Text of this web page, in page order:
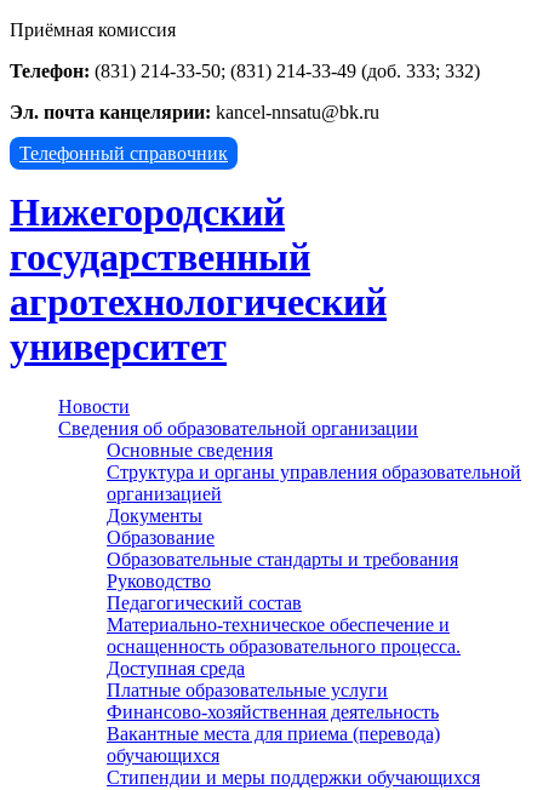
Приёмная комиссия
Телефон: (831) 214-33-50; (831) 214-33-49 (доб. 333; 332)
Эл. почта канцелярии: kancel-nnsatu@bk.ru
Телефонный справочник
Нижегородский
государственный
агротехнологический
университет
Новости
Сведения об образовательной организации
Основные сведения
Структура и органы управления образовательной
организацией
Документы
Образование
Образовательные стандарты и требования
Руководство
Педагогический состав
Материально-техническое обеспечение и
оснащенность образовательного процесса.
Доступная среда
Платные образовательные услуги
Финансово-хозяйственная деятельность
Вакантные места для приема (перевода)
обучающихся
Стипендии и меры поддержки обучающихся